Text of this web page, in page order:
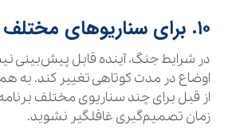
۱۰. برای سناریوهای مختلف آماده باشید
در شرایط جنگ، آینده قابل
اوضاع در مدت کوتاهی تغییر کند. به
از قبل برای چند سناریوی مختلف
زمان تصمیم‌گیری غافلگیر نشوید.